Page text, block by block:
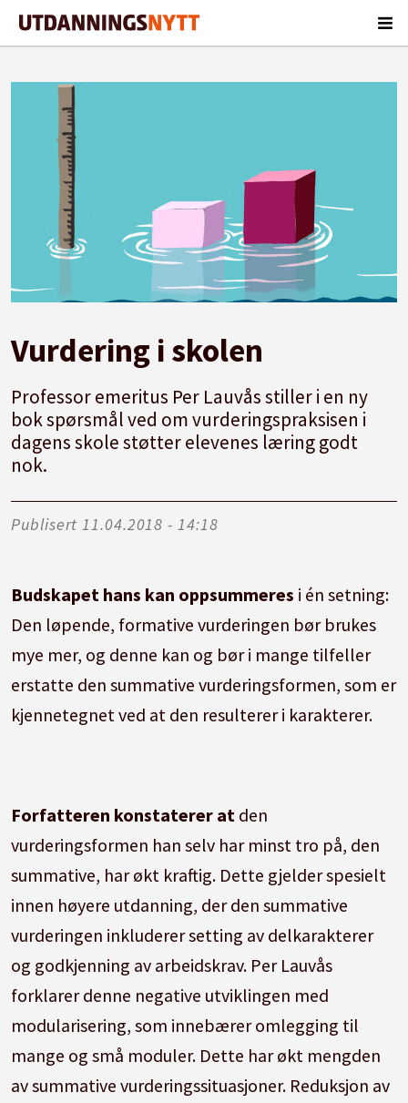
Vurdering i skolen
Professor emeritus Per Lauvås stiller i en ny
bok spørsmål ved om vurderingspraksisen i
dagens skole støtter elevenes læring godt
nok.
Publisert 11.04.2018 - 14:18
Budskapet hans kan oppsummeres i én setning:
Den løpende, formative vurderingen bør brukes
mye mer, og denne kan og bør i mange tilfeller
erstatte den summative vurderingsformen, som er
kjennetegnet ved at den resulterer i karakterer.
Forfatteren konstaterer at den
vurderingsformen han selv har minst tro på, den
summative, har økt kraftig. Dette gjelder spesielt
innen høyere utdanning, der den summative
vurderingen inkluderer setting av delkarakterer
og godkjenning av arbeidskrav. Per Lauvås
forklarer denne negative utviklingen med
modularisering, som innebærer omlegging til
mange og små moduler. Dette har økt mengden
av summative vurderingssituasjoner. Reduksjon av